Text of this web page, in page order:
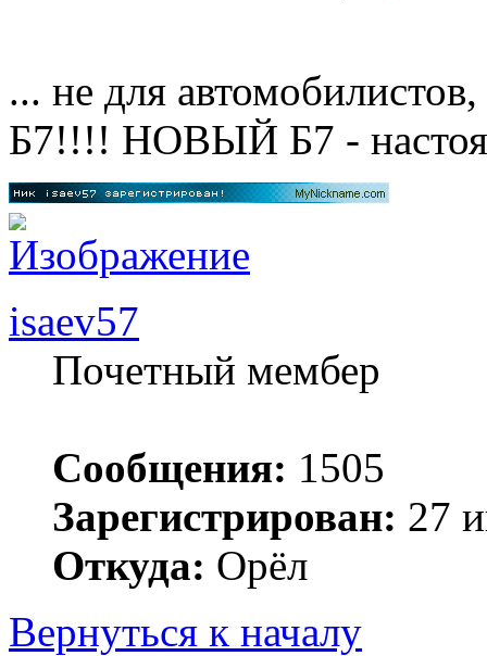
... не для
Б7!!!! НОВЫЙ Б7 -
isaev57
Почетный мембер
Сообщения: 1505
Зарегистрирован: 27
Откуда: Орёл
Вернуться к началу